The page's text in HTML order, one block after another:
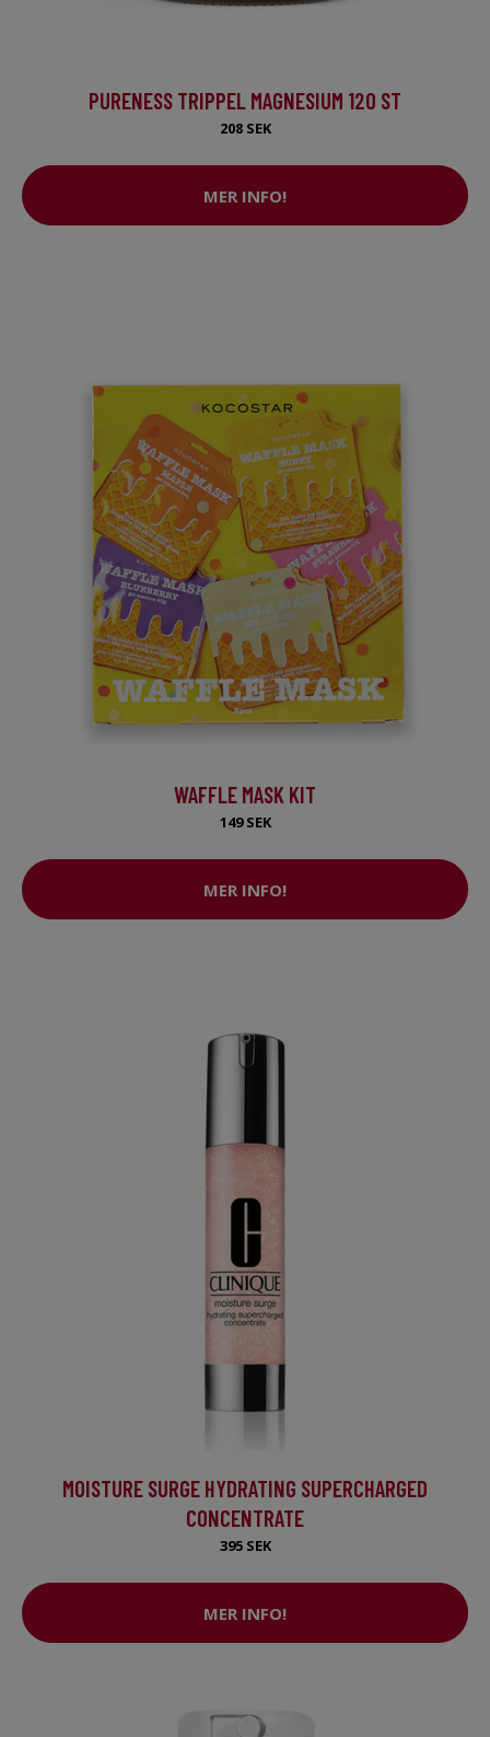
PURENESS TRIPPEL MAGNESIUM 120 ST
208 SEK
MER INFO!
WAFFLE MASK KIT
149 SEK
MER INFO!
MOISTURE SURGE HYDRATING SUPERCHARGED
CONCENTRATE
395 SEK
MER INFO!